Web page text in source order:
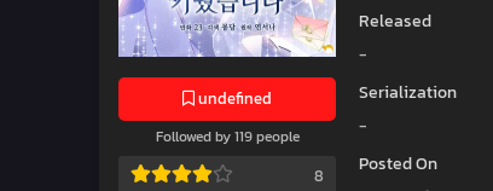
undefined
Followed by 119 people
8
Released
-
Serialization
-
Posted On